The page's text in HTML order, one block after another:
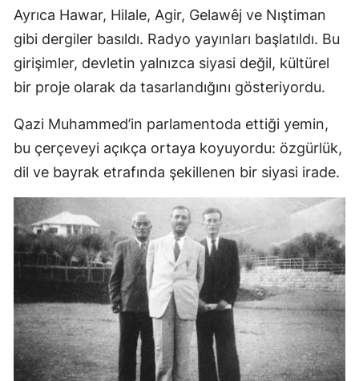
Ayrıca Hawar, Hilale, Agir, Gelawêj ve Nıştiman
gibi dergiler basıldı. Radyo yayınları başlatıldı. Bu
girişimler, devletin yalnızca siyasi değil, kültürel
bir proje olarak da tasarlandığını gösteriyordu.
Qazi Muhammed’in parlamentoda ettiği yemin,
bu çerçeveyi açıkça ortaya koyuyordu: özgürlük,
dil ve bayrak etrafında şekillenen bir siyasi irade.